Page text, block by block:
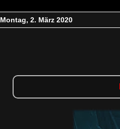
Montag, 2. März 2020